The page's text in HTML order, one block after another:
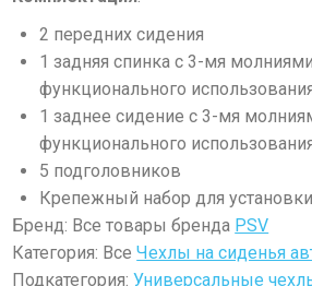
2 передних сидения
1 задняя спинка с 3-мя
функционального
1 заднее сидение с 3-мя
функционального
5 подголовников
Крепежный набор для установки
Бренд: Все товары бренда PSV
Категория: ВсеЧехлы на сиденья
Подкатегория:Универсальные